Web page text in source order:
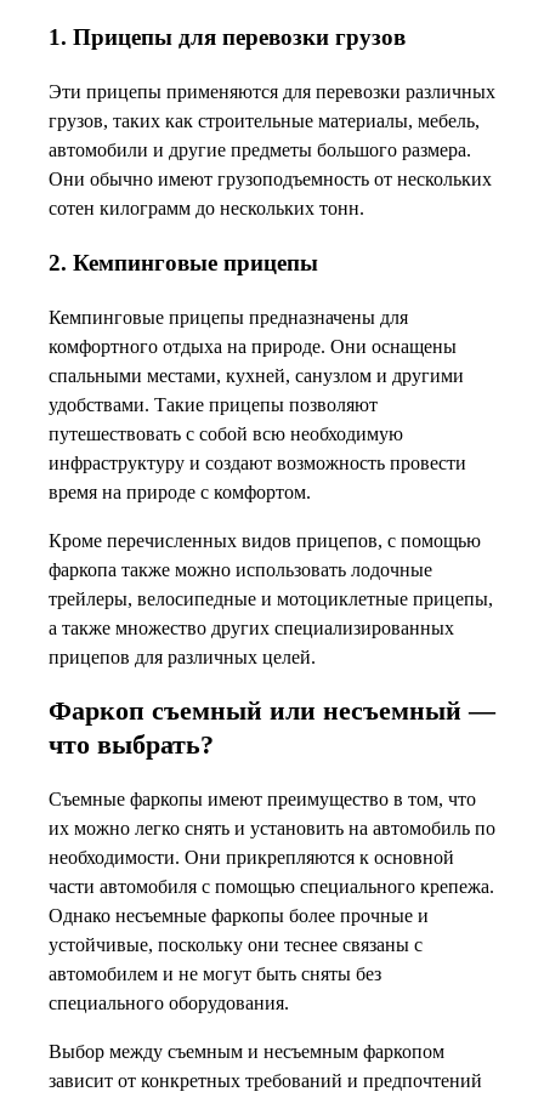
1. Прицепы для перевозки грузов
Эти прицепы применяются для перевозки различных
грузов, таких как строительные материалы, мебель,
автомобили и другие предметы большого размера.
Они обычно имеют грузоподъемность от нескольких
сотен килограмм до нескольких тонн.
2. Кемпинговые прицепы
Кемпинговые прицепы предназначены для
комфортного отдыха на природе. Они оснащены
спальными местами, кухней, санузлом и другими
удобствами. Такие прицепы позволяют
путешествовать с собой всю необходимую
инфраструктуру и создают возможность провести
время на природе с комфортом.
Кроме перечисленных видов прицепов, с помощью
фаркопа также можно использовать лодочные
трейлеры, велосипедные и мотоциклетные прицепы,
а также множество других специализированных
прицепов для различных целей.
Фаркоп съемный или несъемный —
что выбрать?
Съемные фаркопы имеют преимущество в том, что
их можно легко снять и установить на автомобиль по
необходимости. Они прикрепляются к основной
части автомобиля с помощью специального крепежа.
Однако несъемные фаркопы более прочные и
устойчивые, поскольку они теснее связаны с
автомобилем и не могут быть сняты без
специального оборудования.
Выбор между съемным и несъемным фаркопом
зависит от конкретных требований и предпочтений